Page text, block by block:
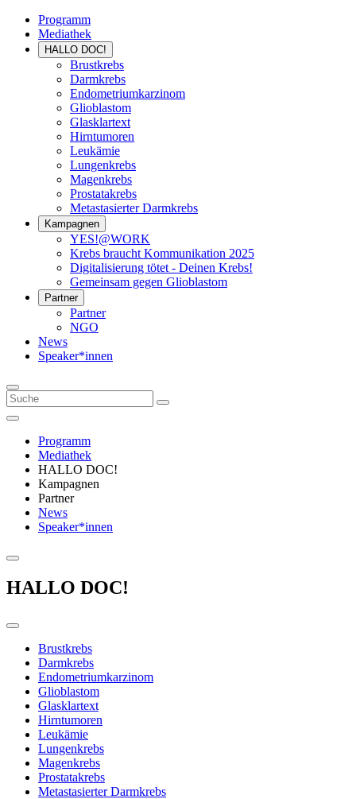
Programm
Mediathek
HALLO DOC!
Brustkrebs
Darmkrebs
Endometriumkarzinom
Glioblastom
Glasklartext
Hirntumoren
Leukämie
Lungenkrebs
Magenkrebs
Prostatakrebs
Metastasierter Darmkrebs
Kampagnen
YES!@WORK
Krebs braucht Kommunikation 2025
Digitalisierung tötet - Deinen Krebs!
Gemeinsam gegen Glioblastom
Partner
Partner
NGO
News
Speaker*innen
Programm
Mediathek
HALLO DOC!
Kampagnen
Partner
News
Speaker*innen
HALLO DOC!
Brustkrebs
Darmkrebs
Endometriumkarzinom
Glioblastom
Glasklartext
Hirntumoren
Leukämie
Lungenkrebs
Magenkrebs
Prostatakrebs
Metastasierter Darmkrebs